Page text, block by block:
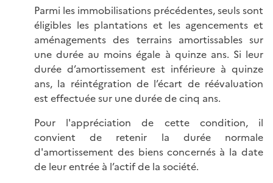
Parmi les immobilisations précédentes, seuls sont
éligibles les plantations et les agencements et
aménagements des terrains amortissables sur
une durée au moins égale à quinze ans. Si leur
durée d’amortissement est inférieure à quinze
ans, la réintégration de l’écart de réévaluation
est effectuée sur une durée de cinq ans.
Pour l'appréciation de cette condition, il
convient de retenir la durée normale
d'amortissement des biens concernés à la date
de leur entrée à l’actif de la société.